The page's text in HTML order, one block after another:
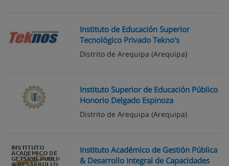
Instituto de Educación Superior
Tecnológico Privado Tekno's
Distrito de Arequipa (Arequipa)
Instituto Superior de Educación Público
Honorio Delgado Espinoza
Distrito de Arequipa (Arequipa)
Instituto Académico de Gestión Pública
& Desarrollo Integral de Capacidades